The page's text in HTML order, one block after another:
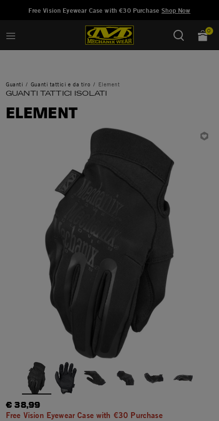
Free Vision Eyewear Case with €30 PurchaseShop Now
0
Guanti Guanti tattici e da tiro Element
GUANTI TATTICI ISOLATI
ELEMENT
€ 38,99
Free Vision Eyewear Case with €30 Purchase
Aggiunto a Gestisci Lista dei Desideri